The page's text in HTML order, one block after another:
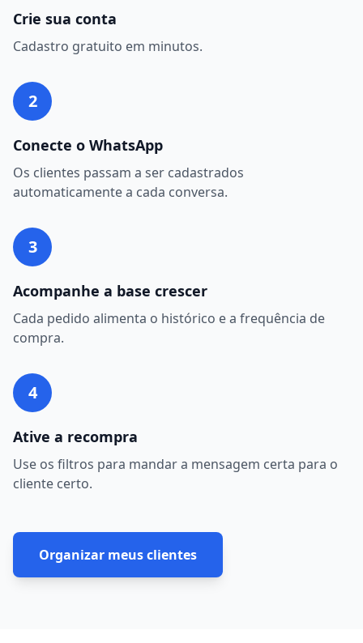
Crie sua conta
Cadastro gratuito em minutos.
2
Conecte o WhatsApp
Os clientes passam a ser cadastrados
automaticamente a cada conversa.
3
Acompanhe a base crescer
Cada pedido alimenta o histórico e a frequência de
compra.
4
Ative a recompra
Use os filtros para mandar a mensagem certa para o
cliente certo.
Organizar meus clientes